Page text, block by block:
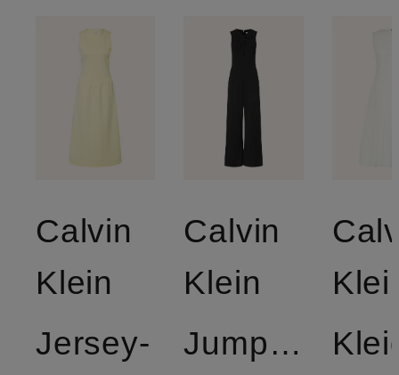
Calvin
Klein
Jersey-
Calvin
Klein
Jumpsuit